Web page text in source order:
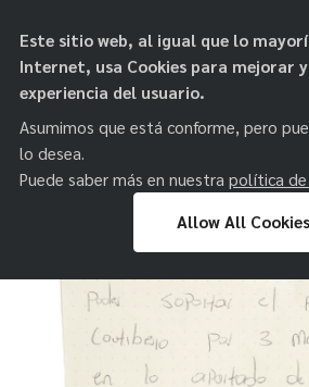
paz
Este sitio web, al igual que lo
Internet, usa Cookies para mejorar
experiencia del usuario.
Asumimos que está conforme, pero
lo desea.
Puede saber más en nuestra política de
Allow All Cookies